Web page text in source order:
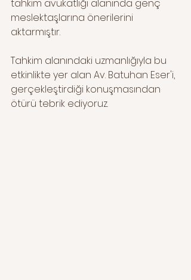
tahkim avukatlığı alanında genç
meslektaşlarına önerilerini
aktarmıştır.
Tahkim alanındaki uzmanlığıyla bu
etkinlikte yer alan Av. Batuhan Eser'i,
gerçekleştirdiği konuşmasından
ötürü tebrik ediyoruz.